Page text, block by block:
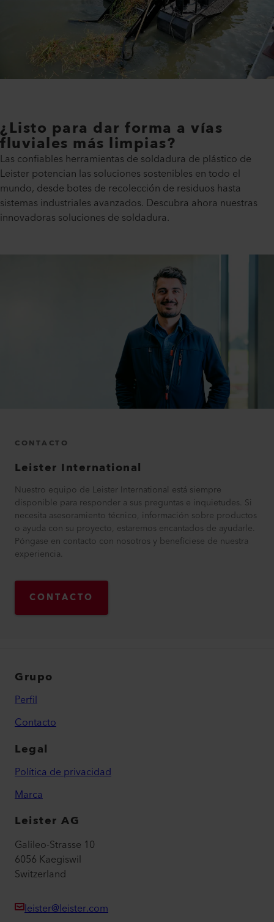
¿Listo para dar forma a vías
fluviales más limpias?
Las confiables herramientas de soldadura de plástico de
Leister potencian las soluciones sostenibles en todo el
mundo, desde botes de recolección de residuos hasta
sistemas industriales avanzados. Descubra ahora nuestras
innovadoras soluciones de soldadura.
CONTACTO
Leister International
Nuestro equipo de Leister International está siempre
disponible para responder a sus preguntas e inquietudes. Si
necesita asesoramiento técnico, información sobre productos
o ayuda con su proyecto, estaremos encantados de ayudarle.
Póngase en contacto con nosotros y benefíciese de nuestra
experiencia.
CONTACTO
Grupo
Perfil
Contacto
Legal
Política de privacidad
Marca
Leister AG
Galileo-Strasse 10
6056 Kaegiswil
Switzerland
leister@leister.com